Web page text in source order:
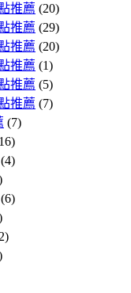
推薦 (20)
推薦 (29)
推薦 (20)
推薦 (1)
推薦 (5)
推薦 (7)
(7)
(4)
(6)